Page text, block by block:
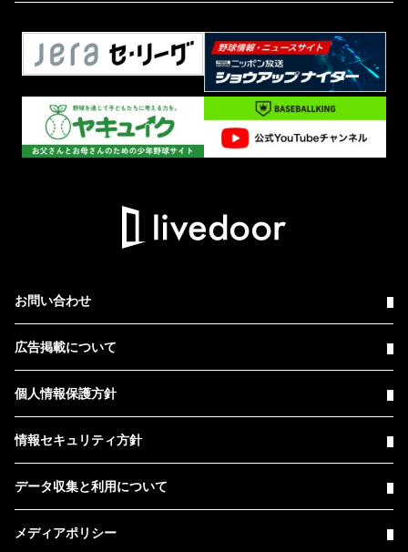
お問い合わせ
広告掲載について
個人情報保護方針
情報セキュリティ方針
データ収集と利用について
メディアポリシー